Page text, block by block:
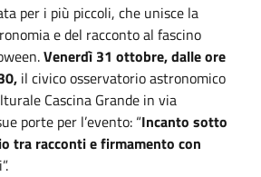
per i più piccoli, che unisce la
e del racconto al fascino
Venerdì 31 ottobre, dalle ore
il civico osservatorio astronomico
Cascina Grande in via
porte per l’evento: “Incanto sotto
tra racconti e firmamento con
i”.